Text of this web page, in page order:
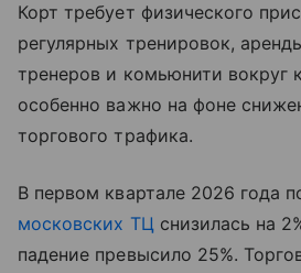
Корт требует физического
регулярных тренировок,
тренеров и комьюнити вокруг
особенно важно на фоне
торгового трафика.
В первом квартале 2026 года
московских ТЦснизилась на
падение превысило 25%.